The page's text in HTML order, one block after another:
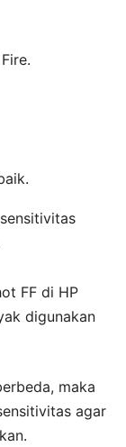
FF di HP
digunakan
maka
agar